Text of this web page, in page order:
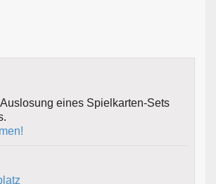
eines Spielkarten-Sets